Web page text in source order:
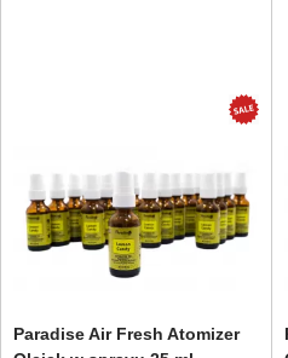
Paradise Air Fresh Atomizer